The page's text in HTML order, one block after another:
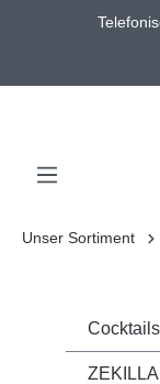
Unser Sortiment
Cocktails
ZEKILLA